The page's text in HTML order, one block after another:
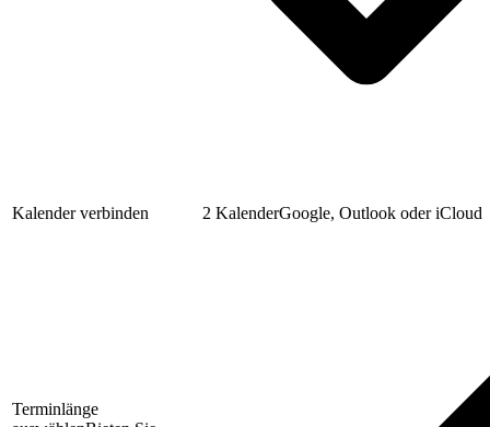
Kalender verbinden 2 KalenderGoogle, Outlook oder iCloud
Terminlänge